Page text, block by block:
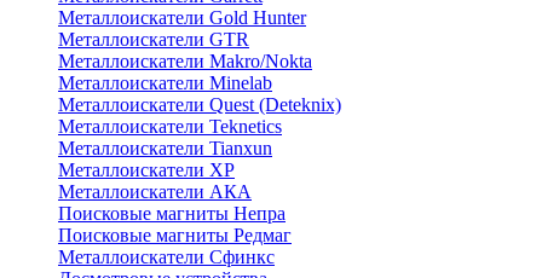
Металлоискатели Gold Hunter
Металлоискатели GTR
Металлоискатели Makro/Nokta
Металлоискатели Minelab
Металлоискатели Quest (Deteknix)
Металлоискатели Teknetics
Металлоискатели Tianxun
Металлоискатели XP
Металлоискатели АКА
Поисковые магниты Непра
Поисковые магниты Редмаг
Металлоискатели Сфинкс